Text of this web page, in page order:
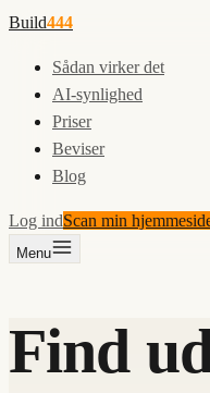
Build444
Sådan virker det
AI-synlighed
Priser
Beviser
Blog
Log indScan min
Menu
Find